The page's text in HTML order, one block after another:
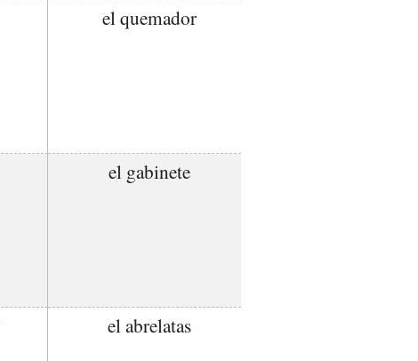
el quemador
el gabinete
el abrelatas